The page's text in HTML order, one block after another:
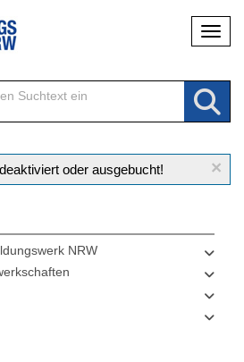
×
oder ausgebucht!
NRW